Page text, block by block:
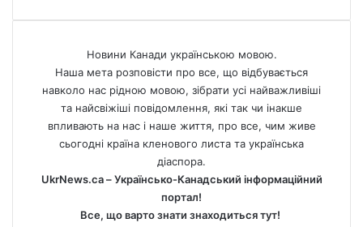
Новини Канади українською мовою.
Наша мета розповісти про все, що відбувається
навколо нас рідною мовою, зібрати усі найважливіші
та найсвіжіші повідомлення, які так чи інакше
впливають на нас і наше життя, про все, чим живе
сьогодні країна кленового листа та українська
діаспора.
UkrNews.ca – Українсько-Канадський інформаційний
портал!
Все, що варто знати знаходиться тут!